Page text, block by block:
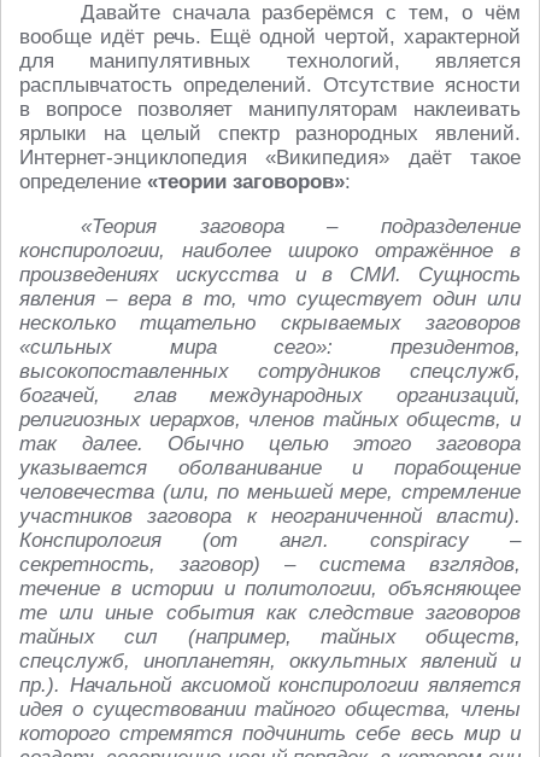
Давайте сначала разберёмся с тем, о чём
вообще идёт речь. Ещё одной чертой, характерной
для манипулятивных технологий, является
расплывчатость определений. Отсутствие ясности
в вопросе позволяет манипуляторам наклеивать
ярлыки на целый спектр разнородных явлений.
Интернет-энциклопедия «Википедия» даёт такое
определение «теории заговоров»:
«Теория заговора – подразделение
конспирологии, наиболее широко отражённое в
произведениях искусства и в СМИ. Сущность
явления – вера в то, что существует один или
несколько тщательно скрываемых заговоров
«сильных мира сего»: президентов,
высокопоставленных сотрудников спецслужб,
богачей, глав международных организаций,
религиозных иерархов, членов тайных обществ, и
так далее. Обычно целью этого заговора
указывается оболванивание и порабощение
человечества (или, по меньшей мере, стремление
участников заговора к неограниченной власти).
Конспирология (от англ. conspiracy –
секретность, заговор) – система взглядов,
течение в истории и политологии, объясняющее
те или иные события как следствие заговоров
тайных сил (например, тайных обществ,
спецслужб, инопланетян, оккультных явлений и
пр.). Начальной аксиомой конспирологии является
идея о существовании тайного общества, члены
которого стремятся подчинить себе весь мир и